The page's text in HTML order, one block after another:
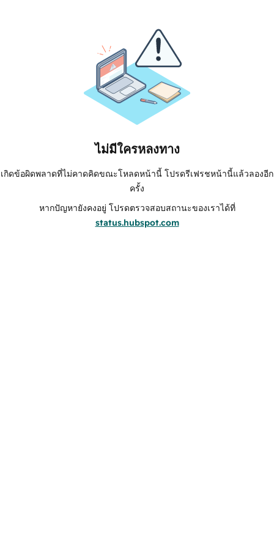
ไม่มีใครหลงทาง
เกิดข้อผิดพลาดที่ไม่คาดคิดขณะโหลดหน้านี้ โปรดรีเฟรชหน้านี้แล้วลองอีก
ครั้ง
หากปัญหายังคงอยู่ โปรดตรวจสอบสถานะของเราได้ที่
status.hubspot.com